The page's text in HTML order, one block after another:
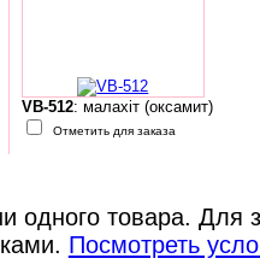
VB-512: малахіт (оксамит)
Отметить для заказа
одного товара. Для
Посмотреть